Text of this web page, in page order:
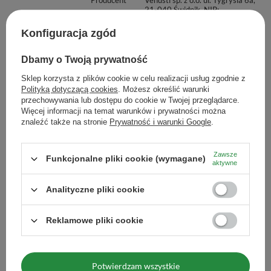
21-040 Świdnik, NIP:
naczynia, zalej gorącą wodą lub
"ubij" przy użyciu bambusowej
miotełki, widelczyka lub
spieniacza.
Maksymalna ilość towaru w
zamówieniu dla rozmiarów
1000
Zobacz również
Mary Rose – Purple
proszku) 50 g
25,99 zł
(519,80 zł / kg)
Ilość produktów
Konfiguracja zgód
Dbamy o Twoją prywatność
Sklep korzysta z plików cookie w celu realizacji usług zgodnie z
Polityką dotyczącą cookies. Możesz określić warunki
przechowywania lub dostępu do cookie w Twojej przeglądarce.
Więcej informacji na temat warunków i prywatności można
znaleźć także na stronie Prywatność i warunki Google.
Funkcjonalne pliki cookie (wymagane)
Zawsze
aktywne
Analityczne pliki cookie
Reklamowe pliki cookie
Potwierdzam wszystkie